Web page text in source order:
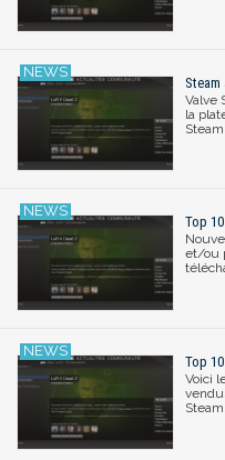
Steam
Valve
la
Steam.
Top
et/ou
Top
Voici